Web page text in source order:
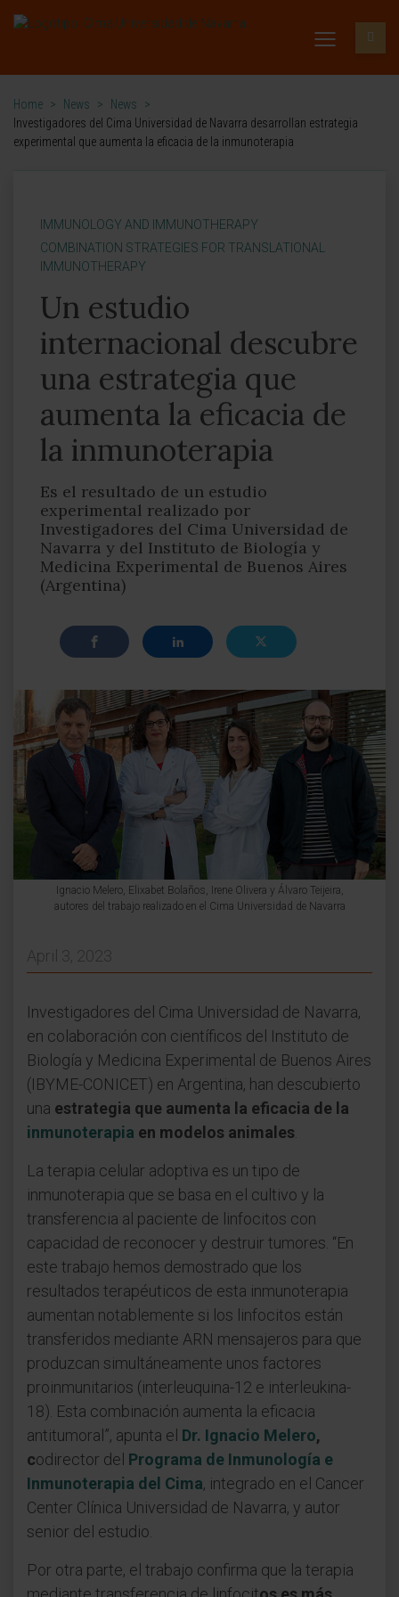
Home > News > News
>
Investigadores del Cima Universidad de Navarra desarrollan estrategia
experimental que aumenta la eficacia de la inmunoterapia
IMMUNOLOGY AND IMMUNOTHERAPY
COMBINATION STRATEGIES FOR TRANSLATIONAL
IMMUNOTHERAPY
Un estudio
internacional descubre
una estrategia que
aumenta la eficacia de
la inmunoterapia
Es el resultado de un estudio
experimental realizado por
Investigadores del Cima Universidad de
Navarra y del Instituto de Biología y
Medicina Experimental de Buenos Aires
(Argentina)
Ignacio Melero, Elixabet Bolaños, Irene Olivera y Álvaro Teijeira,
autores del trabajo realizado en el Cima Universidad de Navarra
April 3, 2023
Investigadores del Cima Universidad de Navarra,
en colaboración con científicos del Instituto de
Biología y Medicina Experimental de Buenos Aires
(IBYME-CONICET) en Argentina, han descubierto
una estrategia que aumenta la eficacia de la
inmunoterapia en modelos animales
La terapia celular adoptiva es un tipo de
inmunoterapia que se basa en el cultivo y la
transferencia al paciente de linfocitos con
capacidad de reconocer y destruir tumores. “En
este trabajo hemos demostrado que los
resultados terapéuticos de esta inmunoterapia
aumentan notablemente si los linfocitos están
transferidos mediante ARN mensajeros para que
produzcan simultáneamente unos factores
proinmunitarios (interleuquina-12 e interleukina-
18). Esta combinación aumenta la eficacia
antitumoral”, apunta el Dr. Ignacio Melero,
codirector del Programa de Inmunología e
Inmunoterapia del Cima, integrado en el Cancer
Center Clínica Universidad de Navarra, y autor
senior del estudio.
Por otra parte, el trabajo confirma que la terapia